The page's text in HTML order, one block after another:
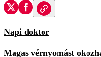
Napi doktor
Magas vérnyomást